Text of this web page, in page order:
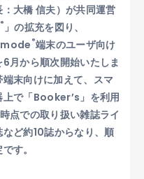
大橋 信夫）が共同運営
®」の拡充を図り、
®端末のユーザ向け
月から順次開始いたしま
末向けに加えて、スマ
上で「Booker’s」を利用
点での取り扱い雑誌ライ
ど約10誌からなり、順
す。